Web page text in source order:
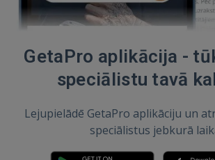
GetaPro aplikācija -
speciālistu tavā
Lejupielādē GetaPro aplikāciju un
speciālistus jebkurā